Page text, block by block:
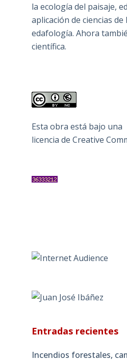
la ecología del paisaje,
aplicación de ciencias
edafología. Ahora
científica.
Esta obra está bajo una
licencia de Creative
Entradas recientes
Incendios forestales,